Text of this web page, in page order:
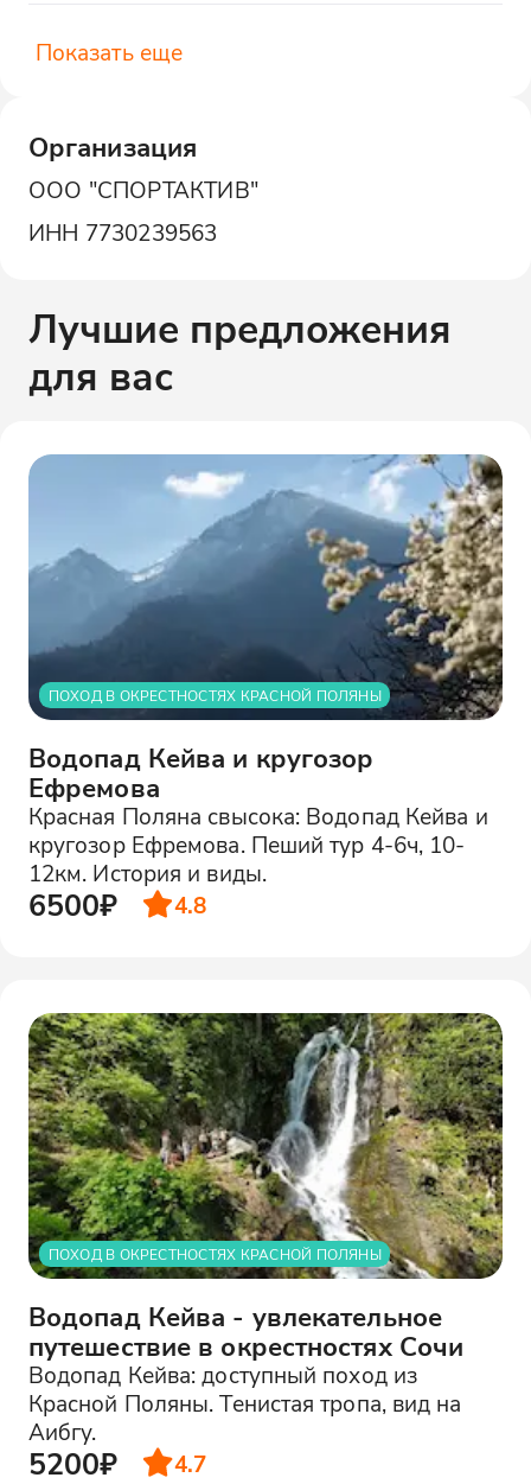
Показать еще
Организация
ООО "СПОРТАКТИВ"
ИНН 7730239563
Лучшие предложения
для вас
ПОХОД В ОКРЕСТНОСТЯХ КРАСНОЙ ПОЛЯНЫ
Водопад Кейва и кругозор
Ефремова
Красная Поляна свысока: Водопад Кейва и
кругозор Ефремова. Пеший тур 4-6ч, 10-
12км. История и виды.
6500₽ 4.8
ПОХОД В ОКРЕСТНОСТЯХ КРАСНОЙ ПОЛЯНЫ
Водопад Кейва - увлекательное
путешествие в окрестностях Сочи
Водопад Кейва: доступный поход из
Красной Поляны. Тенистая тропа, вид на
Аибгу.
5200₽ 4.7